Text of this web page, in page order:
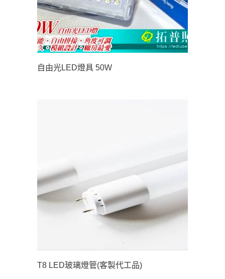
自由光LED燈具 50W
T8 LED玻璃燈管(客製代工品)